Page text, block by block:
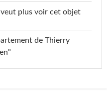
plus voir cet objet
de Thierry